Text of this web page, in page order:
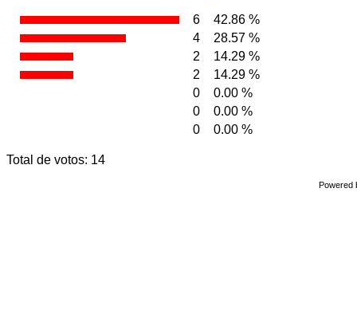
6
42.86 %
4
28.57 %
2
14.29 %
2
14.29 %
0
0.00 %
0
0.00 %
0
0.00 %
Total de votos: 14
Powered